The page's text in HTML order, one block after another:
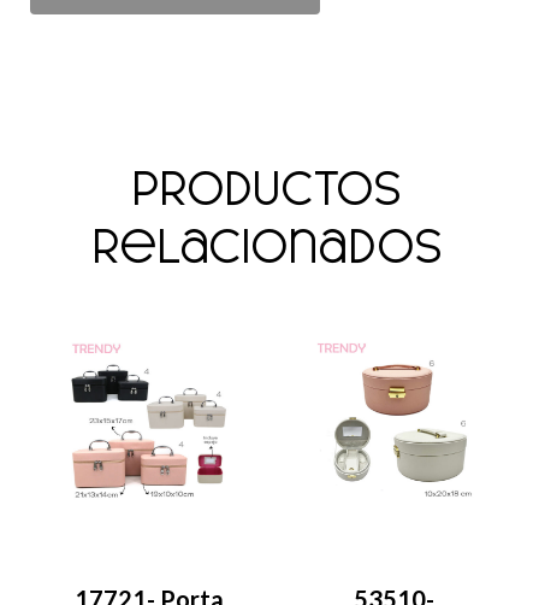
Productos
relacionados
17721- Porta
53510-